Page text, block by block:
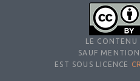
LE
SAUF
EST SOUS LICENCE